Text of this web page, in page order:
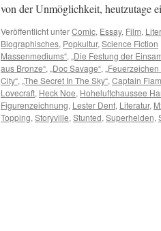
von der Unmöglichkeit, heutzutage
Veröffentlicht unterComic, Essay, Film,
Biographisches, Popkultur, Science Fiction
Massenmediums“, „Die Festung der
aus Bronze“, „Doc Savage“,
City“, „The Secret In The Sky“, Captain
Lovecraft, Heck Noe, Hoheluftchaussee
Figurenzeichnung, Lester Dent, Literatur,
Topping, Storyville, Stunted, Superhelden,